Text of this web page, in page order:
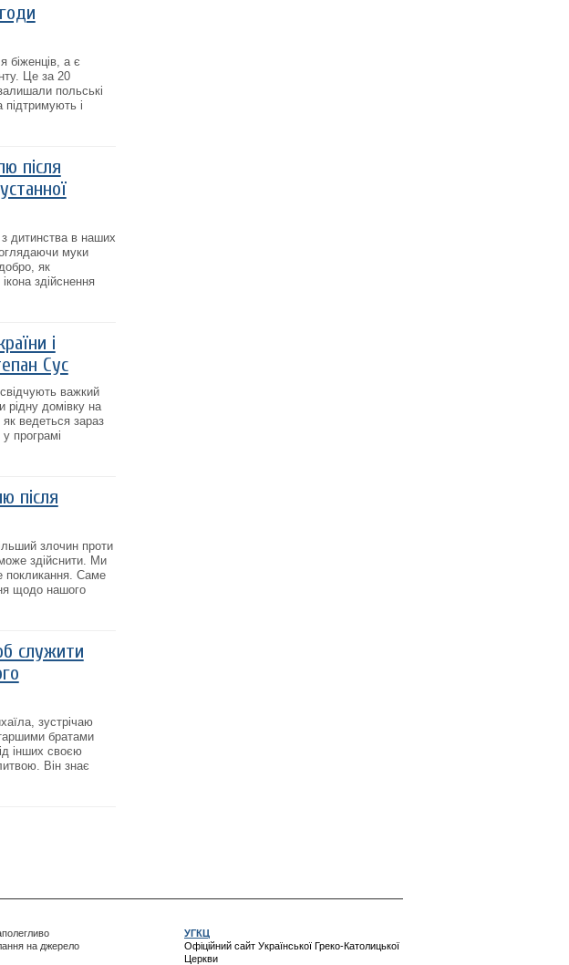
біженців, а є
Це за 20
польські
і
після
дитинства в наших
муки
як
здійснення
і
Сус
важкий
рідну домівку на
ведеться зараз
програмі
після
злочин проти
здійснити. Ми
покликання. Саме
щодо нашого
служити
зустрічаю
братами
інших своєю
Він знає
на джерело
УГКЦ
Офіційний сайт Української Греко-Католицької
Церкви